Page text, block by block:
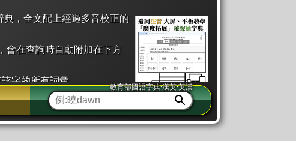
，全文配上經過多音校正的
會在查詢時自動附加在下方
字的所有詞彙。
字」。也支援查詢「同注音」或「同筆畫」。
點擊便可瞬間「連續查詢」此字詞的解釋，不
教育部國語字典·漢英·英漢